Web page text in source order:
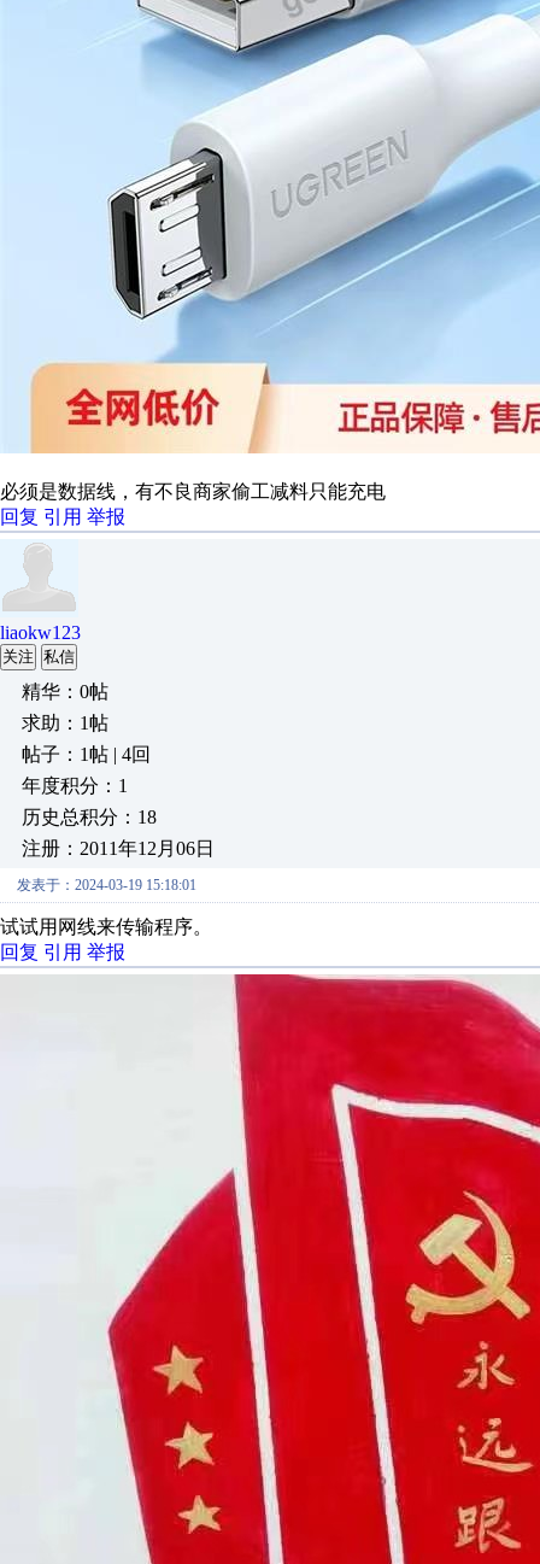
必须是数据线，有不良商家偷工减料只能充电
回复 引用 举报
liaokw123
关注 私信
精华：0帖
求助：1帖
帖子：1帖 | 4回
年度积分：1
历史总积分：18
注册：2011年12月06日
发表于：2024-03-19 15:18:01
试试用网线来传输程序。
回复 引用 举报